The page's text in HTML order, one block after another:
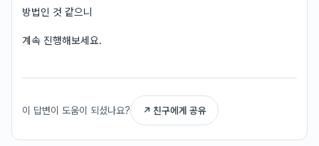
방법인 것 같으니
계속 진행해보세요.
이 답변이 도움이 되셨나요? ↗ 친구에게 공유